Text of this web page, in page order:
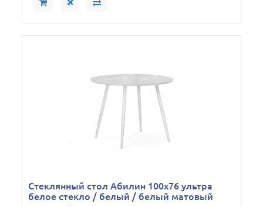
Стеклянный стол Абилин 100х76 ультра
белое стекло / белый / белый матовый